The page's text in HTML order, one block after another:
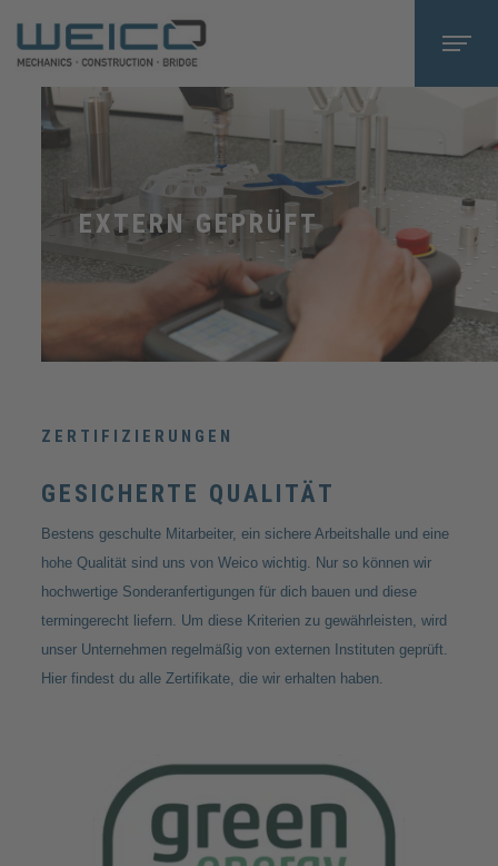
EXTERN GEPRÜFT
ZERTIFIZIERUNGEN
GESICHERTE QUALITÄT
Bestens geschulte Mitarbeiter, ein sichere Arbeitshalle und eine
hohe Qualität sind uns von Weico wichtig. Nur so können wir
hochwertige Sonderanfertigungen für dich bauen und diese
termingerecht liefern. Um diese Kriterien zu gewährleisten, wird
unser Unternehmen regelmäßig von externen Instituten geprüft.
Hier findest du alle Zertifikate, die wir erhalten haben.